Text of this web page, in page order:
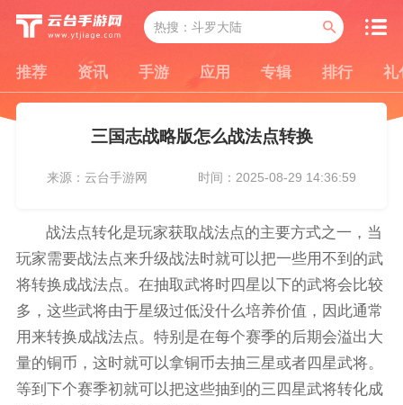
推荐 资讯 手游 应用 专辑 排行 礼
三国志战略版怎么战法点转换
来源：云台手游网 时间：2025-08-29 14:36:59
战法点转化是玩家获取战法点的主要方式之一，当
玩家需要战法点来升级战法时就可以把一些用不到的武
将转换成战法点。在抽取武将时四星以下的武将会比较
多，这些武将由于星级过低没什么培养价值，因此通常
用来转换成战法点。特别是在每个赛季的后期会溢出大
量的铜币，这时就可以拿铜币去抽三星或者四星武将。
等到下个赛季初就可以把这些抽到的三四星武将转化成